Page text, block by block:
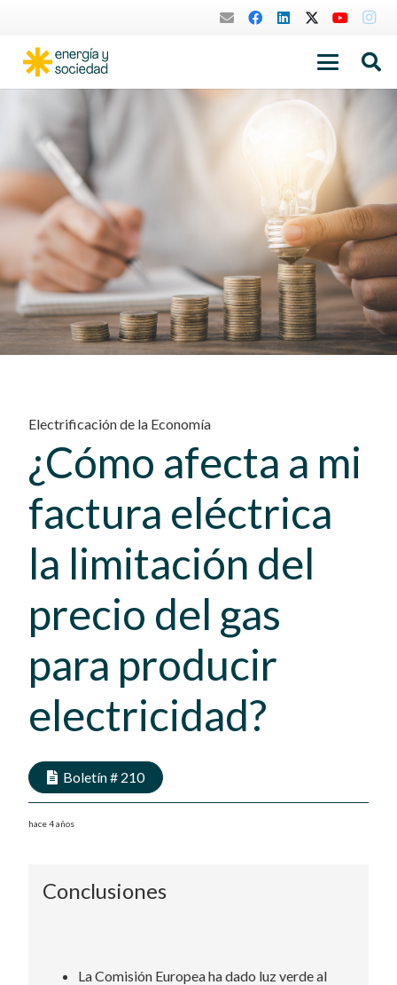
Electrificación de la Economía
¿Cómo afecta a mi
factura eléctrica
la limitación del
precio del gas
para producir
electricidad?
Boletín # 210
hace 4 años
Conclusiones
La Comisión Europea ha dado luz verde al